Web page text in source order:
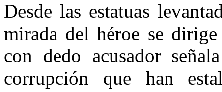
Desde las estatuas
mirada del héroe se
con dedo acusador
corrupción que han